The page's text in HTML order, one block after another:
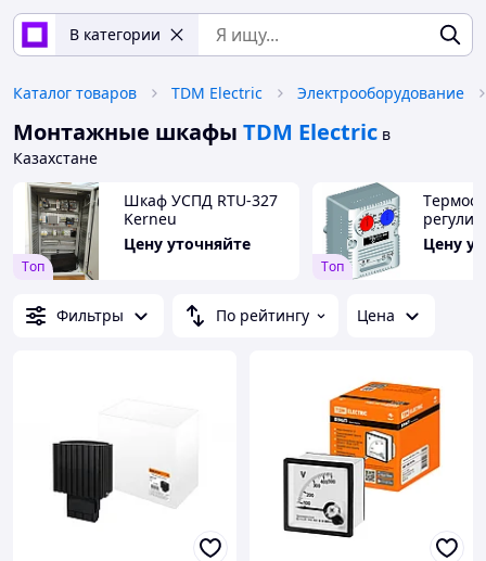
В категории
Каталог товаров TDM Electric Электрооборудование
Монтажные шкафы TDM Electric в
Казахстане
Tоп
Шкаф УСПД RTU-327
Kerneu
Цену уточняйте
Tоп
Цену
Фильтры По рейтингу Цена